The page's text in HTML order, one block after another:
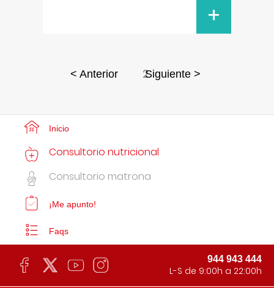
+
< Anterior 2Siguiente >
Inicio
Consultorio nutricional
Consultorio matrona
¡Me apunto!
Faqs
944 943 444
L-S de 9:00h a 22:00h